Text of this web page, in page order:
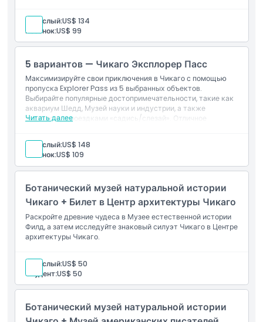
спешки, действителен в течение 60 дней после первого
использования.
Взрослый:US$ 134
Ребенок:US$ 99
5 вариантов — Чикаго Эксплорер Пасс
Максимизируйте свои приключения в Чикаго с помощью
пропуска Explorer Pass из 5 выбранных объектов.
Выбирайте популярные достопримечательности, такие как
аквариум Шедд, Музей науки и индустрии, а также
экскурсии с поездками «садись/слезай». Отличное
предоставляя гибкость и значительную экономию на
лучших развлечениях Чикаго.
Читать далее
Взрослый:US$ 148
Ребенок:US$ 109
Ботанический музей натуральной истории
Чикаго + Билет в Центр архитектуры Чикаго
Раскройте древние чудеса в Музее естественной истории
Филд, а затем исследуйте знаковый силуэт Чикаго в Центре
архитектуры Чикаго.
Взрослый:US$ 50
Студент:US$ 50
Ботанический музей натуральной истории